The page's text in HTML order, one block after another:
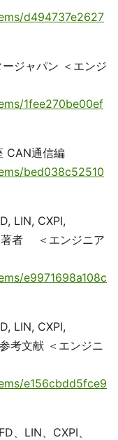
d494737e2627
ジャパン ＜エンジ
1fee270be00ef
CAN通信編
bed038c52510
LIN, CXPI,
著者 ＜エンジニア
e9971698a108c
LIN, CXPI,
考文献 ＜エンジニ
e156cbdd5fce9
、LIN、CXPI、